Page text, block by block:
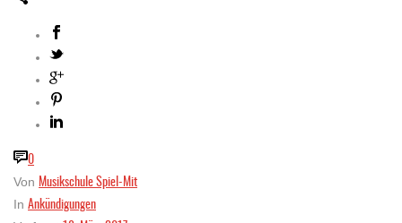
0
Von Musikschule Spiel-Mit
In Ankündigungen